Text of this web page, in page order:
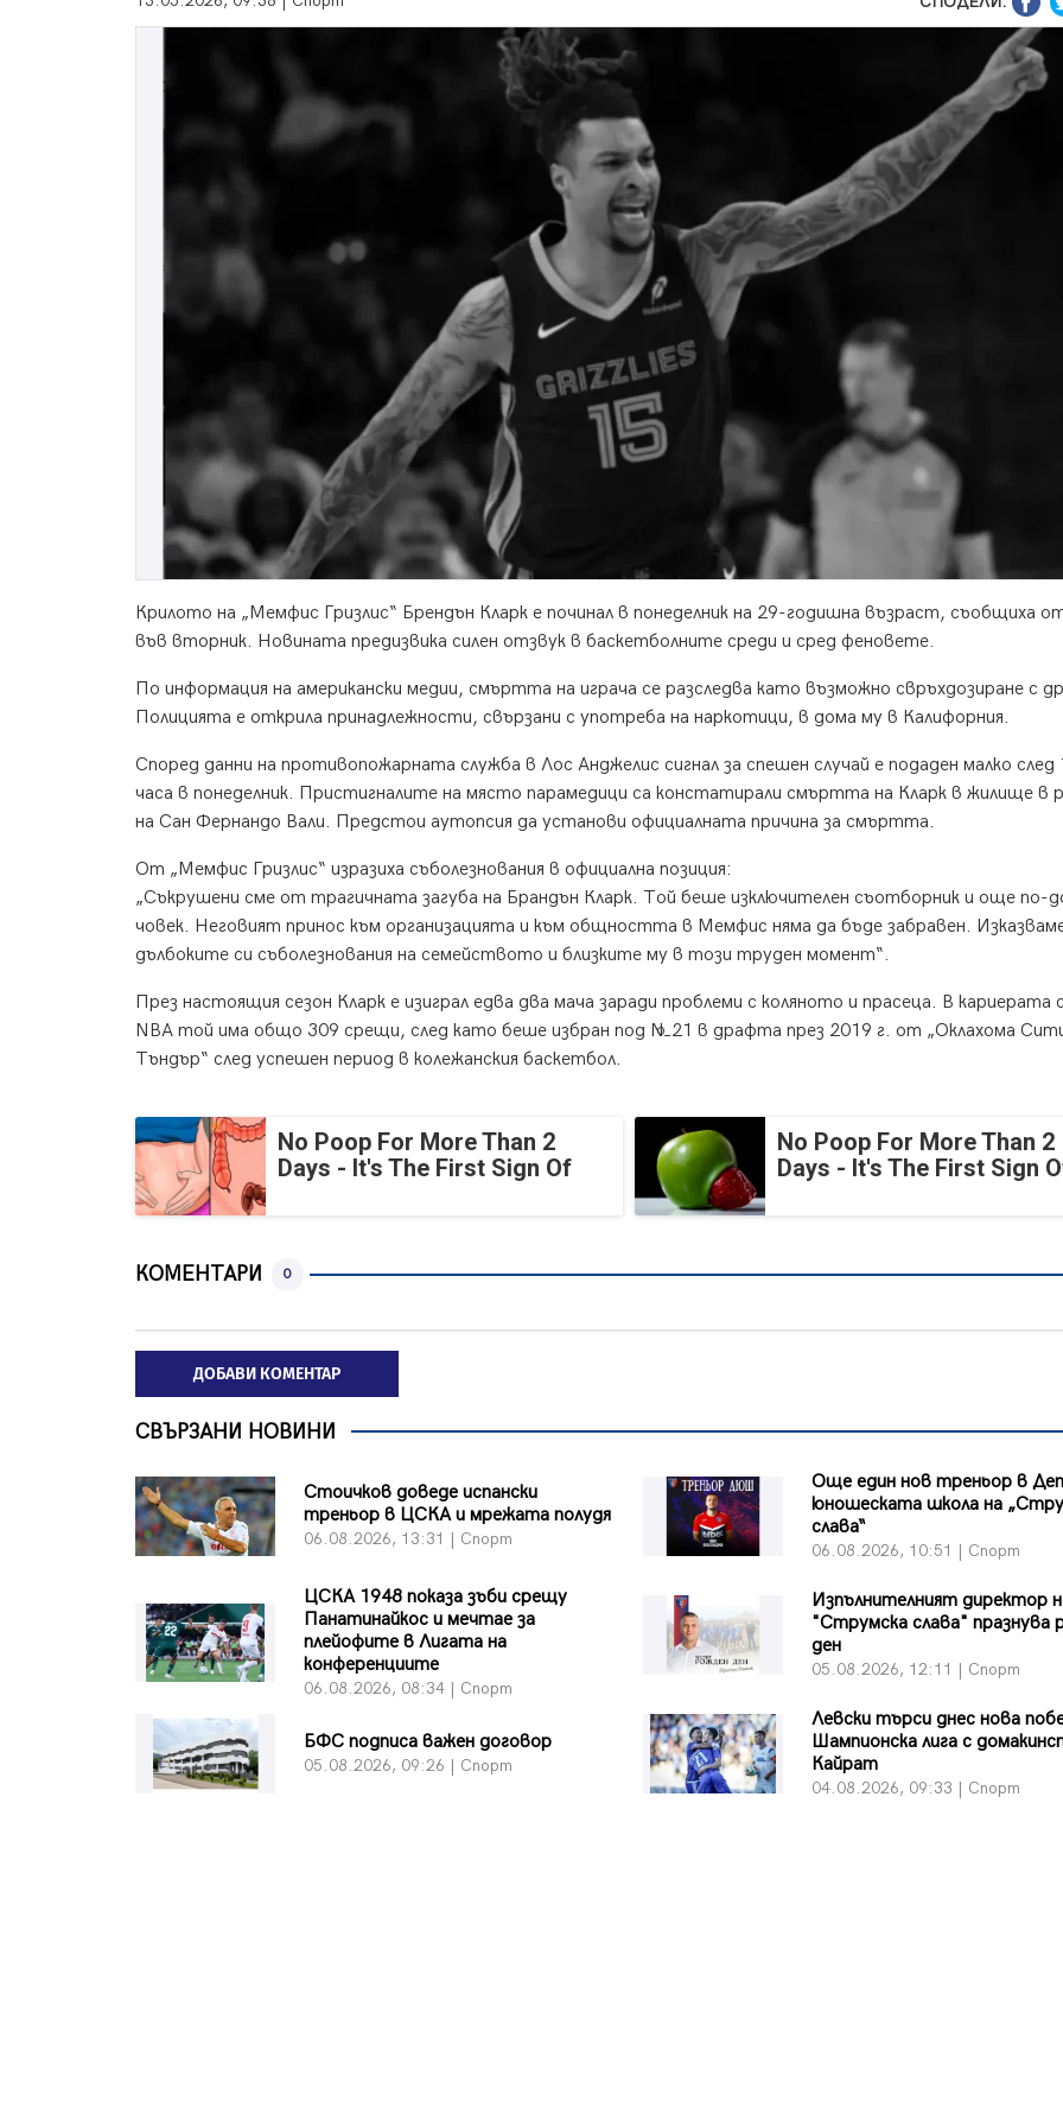
Крилото на „Мемфис Гризлис“ Брендън Кларк е починал в понеделник на 29-годишна възраст, съобщиха
във вторник. Новината предизвика силен отзвук в баскетболните среди и сред феновете.
По информация на американски медии, смъртта на играча се разследва като възможно свръхдозиране с
Полицията е открила принадлежности, свързани с употреба на наркотици, в дома му в Калифорния.
Според данни на противопожарната служба в Лос Анджелис сигнал за спешен случай е подаден малко след
часа в понеделник. Пристигналите на място парамедици са констатирали смъртта на Кларк в жилище в
на Сан Фернандо Вали. Предстои аутопсия да установи официалната причина за смъртта.
От „Мемфис Гризлис“ изразиха съболезнования в официална позиция:
„Съкрушени сме от трагичната загуба на Брандън Кларк. Той беше изключителен съотборник и още по-
човек. Неговият принос към организацията и към общността в Мемфис няма да бъде забравен.
дълбоките си съболезнования на семейството и близките му в този труден момент“.
През настоящия сезон Кларк е изиграл едва два мача заради проблеми с коляното и прасеца. В кариерата
NBA той има общо 309 срещи, след като беше избран под №21 в драфта през 2019 г. от „Оклахома
Тъндър“ след успешен период в колежанския баскетбол.
No Poop For More Than 2
Days - It's The First Sign Of
No Poop For More Than 2
Days - It's The First Sign
КОМЕНТАРИ 0
ДОБАВИ КОМЕНТАР
СВЪРЗАНИ НОВИНИ
Стоичков доведе испански
треньор в ЦСКА и мрежата полудя
06.08.2026, 13:31 | Спорт
Още един нов треньор в
юношеската школа на
слава“
06.08.2026, 10:51 | Спорт
ЦСКА 1948 показа зъби срещу
Панатинайкос и мечтае за
плейофите в Лигата на
конференциите
06.08.2026, 08:34 | Спорт
Изпълнителният директор
"Струмска слава" празнува
ден
05.08.2026, 12:11 | Спорт
БФC подписа важен договор
05.08.2026, 09:26 | Спорт
Левски търси днес нова
Шампионска лига с
Кайрат
04.08.2026, 09:33 | Спорт